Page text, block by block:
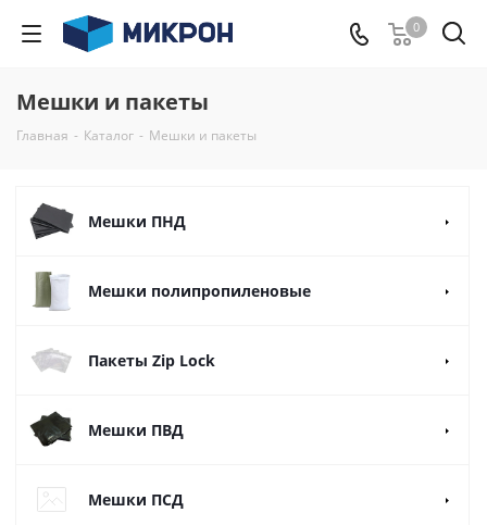
0
Мешки и пакеты
Главная - Каталог - Мешки и пакеты
Мешки ПНД
Мешки полипропиленовые
Пакеты Zip Lock
Мешки ПВД
Мешки ПСД